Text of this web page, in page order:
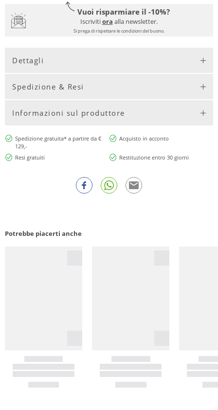
Vuoi risparmiare il -10%?
Iscrivitiora alla newsletter.
Si prega di rispettare le condizioni del buono.
Dettagli
Spedizione & Resi
Informazioni sul produttore
Spedizione gratuita* a partire da €
129,-
Acquisto in acconto
Resi gratuiti Restituzione entro 30 giorni
Potrebbe piacerti anche